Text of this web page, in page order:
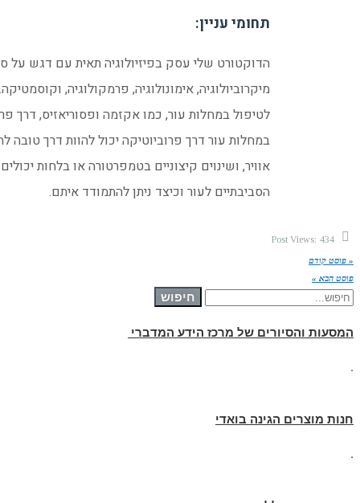
תחומי עניין:
הדוקטורט שלי עסק בפיזיולוגיה תאית עם דגש על
מיקרוביולוגיה, אימונולוגיה, פרמקולוגיה,
במחלות עור דרך פרוביוטיקה יכול להוות דרך
אוויר, ושינוים קיצוניים בטמפרטורה או בלחות
הסביבתיים לעור וכיצד ניתן להתמודד איתם.
Post Views: 434
« פוסט קודם
פוסט הבא »
חיפוש עבור: חיפוש
המסעות והסיורים של מרכז הידע המדברי
.
חנות מוצרים הגינה בואדי
.